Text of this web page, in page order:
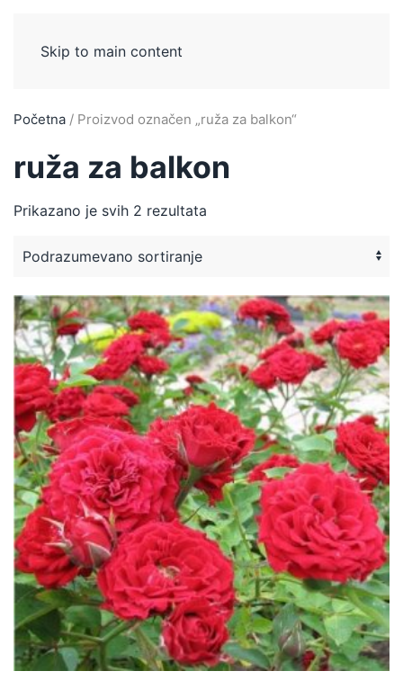
Skip to main content
Početna / Proizvod označen „ruža za balkon“
ruža za balkon
Prikazano je svih 2 rezultata